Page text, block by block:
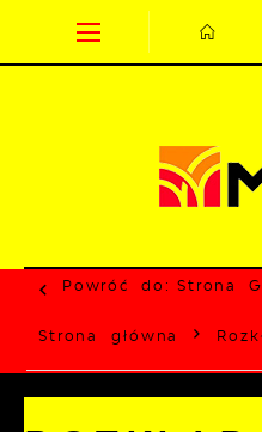
Przejdź do menu.
Przejdź do wyszukiwarki.
Przejdź do treści.
Przejdź do ustawień
Wyłącz wersję
Powróć do: Strona
Strona główna